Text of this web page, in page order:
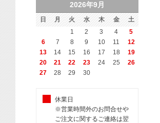
2026年9月
日 月 火 水 木 金
土
1
2 3 4
5
6
7 8 9 10 11
12
13
14 15 16 17 18
19
20
21 22 23 24 25
26
27
28 29 30
休業日
※営業時間外のお問合せや
ご注文に関するご連絡は翌